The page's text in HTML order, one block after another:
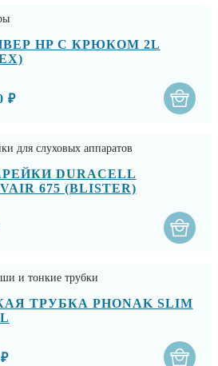
HP С КРЮКОМ 2L
₽
для слуховых аппаратов
DURACELL
675 (BLISTER)
и тонкие трубки
ТРУБКА PHONAK SLIM